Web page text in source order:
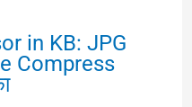
in KB: JPG
Compress